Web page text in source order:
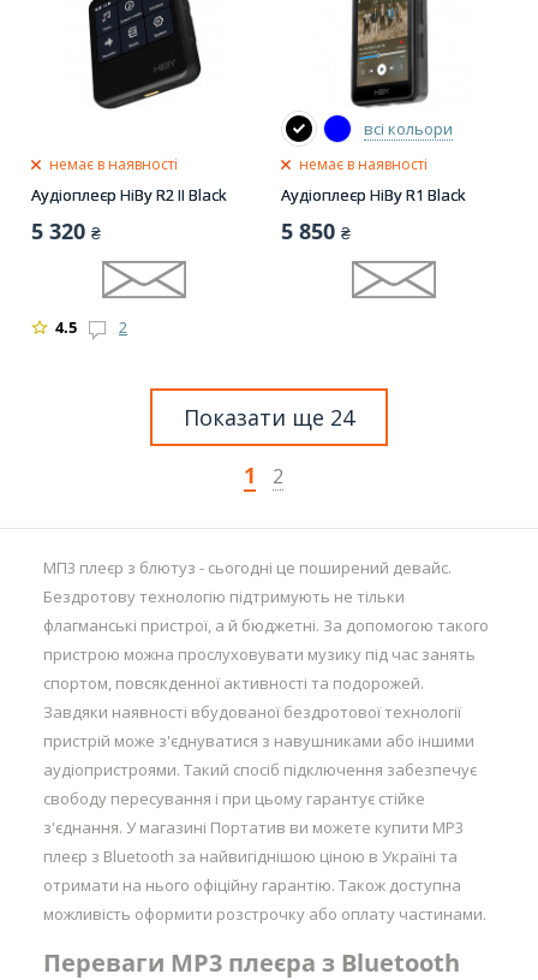
немає в наявності
Аудіоплеєр HiBy R2 II Black
5 320 ₴
4.5 2
всі кольори
немає в наявності
Аудіоплеєр HiBy R1 Black
5 850 ₴
Показати ще 24
1
2
МП3 плеєр з блютуз - сьогодні це поширений девайс.
Бездротову технологію підтримують не тільки
флагманські пристрої, а й бюджетні. За допомогою такого
пристрою можна прослуховувати музику під час занять
спортом, повсякденної активності та подорожей.
Завдяки наявності вбудованої бездротової технології
пристрій може з'єднуватися з навушниками або іншими
аудіопристроями. Такий спосіб підключення забезпечує
свободу пересування і при цьому гарантує стійке
з'єднання. У магазині Портатив ви можете купити MP3
плеєр з Bluetooth за найвигіднішою ціною в Україні та
отримати на нього офіційну гарантію. Також доступна
можливість оформити розстрочку або оплату частинами.
Переваги MP3 плеєра з Bluetooth